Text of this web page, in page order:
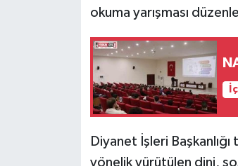
okuma yarışması
Diyanet İşleri
yönelik yürütülen dini,